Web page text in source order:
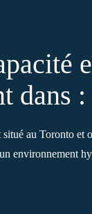
dans :
au Toronto et
environnement